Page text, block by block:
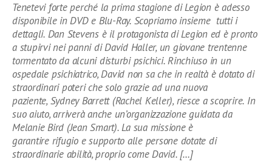
Tenetevi forte perché la prima stagione di Legion è adesso
disponibile in DVD e Blu-Ray. Scopriamo insieme tutti i
dettagli. Dan Stevens è il protagonista di Legion ed è pronto
a stupirvi nei panni di David Haller, un giovane trentenne
tormentato da alcuni disturbi psichici. Rinchiuso in un
ospedale psichiatrico, David non sa che in realtà è dotato di
straordinari poteri che solo grazie ad una nuova
paziente, Sydney Barrett (Rachel Keller), riesce a scoprire. In
suo aiuto, arriverà anche un’organizzazione guidata da
Melanie Bird (Jean Smart). La sua missione è
garantire rifugio e supporto alle persone dotate di
straordinarie abilità, proprio come David. […]